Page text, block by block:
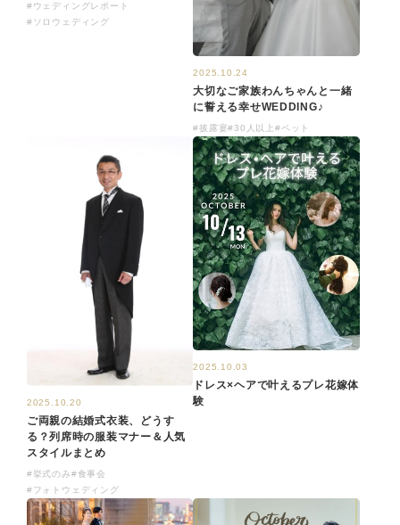
#ウェディングレポート
#ソロウェディング
2025.10.24
大切なご家族わんちゃんと一緒
に誓える幸せWEDDING♪
#披露宴#30人以上#ペット
2025.10.20
ご両親の結婚式衣装、どうす
る？列席時の服装マナー＆人気
スタイルまとめ
#挙式のみ#食事会
#フォトウェディング
2025.10.03
ドレス×ヘアで叶えるプレ花嫁体
験